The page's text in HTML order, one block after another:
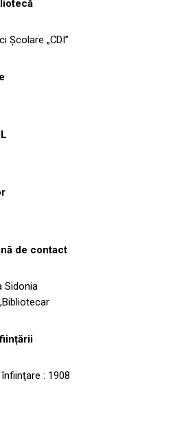
Școlare „CDI”
de contact
Sidonia
: 1908